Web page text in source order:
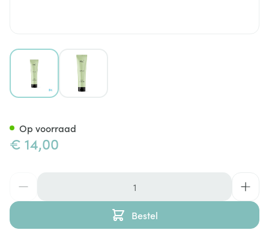
View larger imageView larger image
€ 14,00
Bestel
Op voorraad